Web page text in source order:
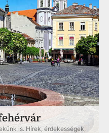
is. Hírek, érdekességek,